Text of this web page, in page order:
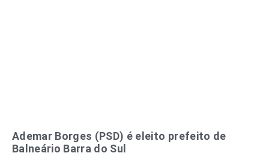
Ademar Borges (PSD) é eleito prefeito de
Balneário Barra do Sul